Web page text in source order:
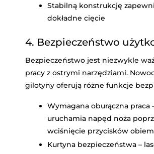
Stabilną konstrukcję
dokładne cięcie
4. Bezpieczeństwo
Bezpieczeństwo jest niezwykle
pracy z ostrymi narzędziami.
gilotyny oferują różne funkcje
Wymagana oburączna praca
uruchamia napęd noża
wciśnięcie przycisków
Kurtyna bezpieczeństwa –